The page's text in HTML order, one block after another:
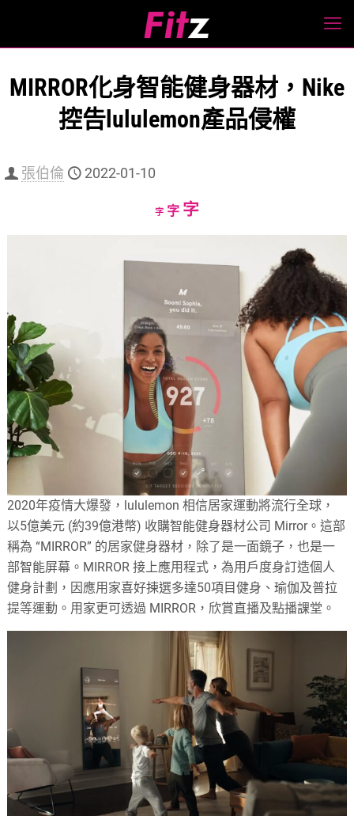
MIRROR化身智能健身器材，Nike
控告lululemon產品侵權
張伯倫 2022-01-10
字Decrease
字Reset
字Increase
2020年疫情大爆發，lululemon 相信居家運動將流行全球，
以5億美元 (約39億港幣) 收購智能健身器材公司 Mirror。這部
稱為 “MIRROR” 的居家健身器材，除了是一面鏡子，也是一
部智能屏幕。MIRROR 接上應用程式，為用戶度身訂造個人
健身計劃，因應用家喜好揀選多達50項目健身、瑜伽及普拉
提等運動。用家更可透過 MIRROR，欣賞直播及點播課堂。